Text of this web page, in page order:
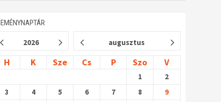
2026 augusztus
H K Sze Cs P Szo V
1
2
3
4 5 6 7 8
9